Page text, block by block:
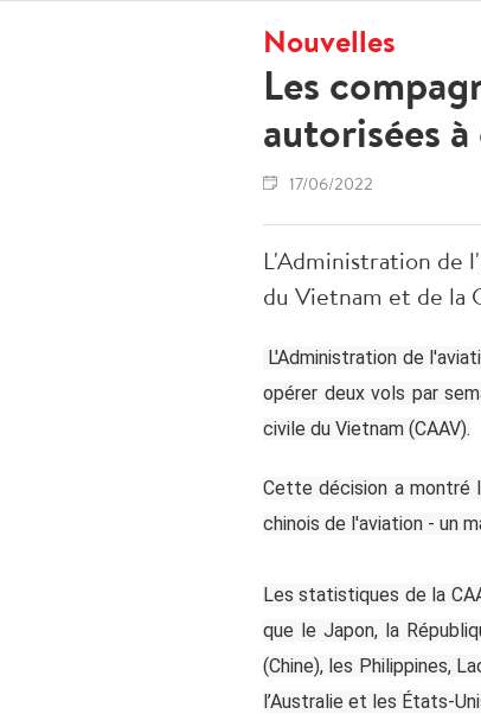
Nouvelles
Les
autorisées
17/06/2022
L'Administration de
du Vietnam et de la
L'Administration de
opérer deux vols par
civile du Vietnam (CAAV).
Cette décision a montré
chinois de l'aviation - un
Les statistiques de la
que le Japon, la
(Chine), les Philippines,
l’Australie et les États-